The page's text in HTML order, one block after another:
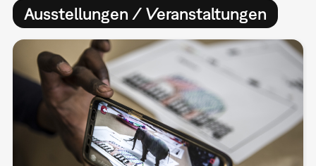
Ausstellungen / Veranstaltungen